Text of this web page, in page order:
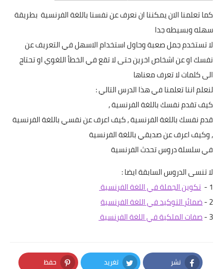
كما تعلمنا الان يمكننا ان نعرف عن نفسنا باللغة الفرنسية بطريقة
سهله وبسيطه جدا
لا تستخدم جمل صعبة وحاول استخدام الاسهل في التعريف عن
نفسك او عن اشخاص اخرين حتى لا تقع في الخطأ اللغوي او تحتاج
الى كلمات لا تعرف معناها
لنعلم اننا تعلمنا في هذا الدرس التالي :
كيف تقدم نفسك باللغة الفرنسية ,
قدم نفسك باللغة الفرنسية , كيف اعرف عن نفسي باللغة الفرنسية
, وكيف اعرف عن صديقي باللغة الفرنسية
في سلسلة دروس تحدث الفرنسية
لا تنسى الدروس السابقة ايضا :
1 - تكوين الجملة في اللغة الفرنسية
2 - ضمائر التوكيد في اللغة الفرنسية
3 - صفات الملكية في اللغة الفرنسية
نشر تغريد حفظ